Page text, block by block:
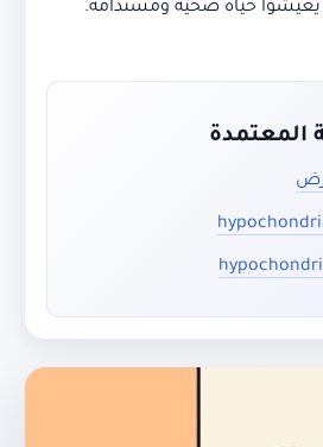
يعيشوا حياة صحية ومستدامة.
المعتمدة